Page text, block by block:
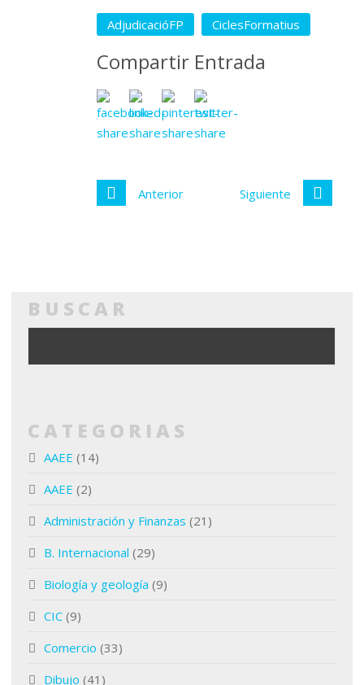
AdjudicacióFP CiclesFormatius
Compartir Entrada
Anterior Siguiente
BUSCAR
CATEGORIAS
AAEE (14)
AAEE (2)
Administración y Finanzas (21)
B. Internacional (29)
Biología y geología (9)
CIC (9)
Comercio (33)
Dibujo (41)